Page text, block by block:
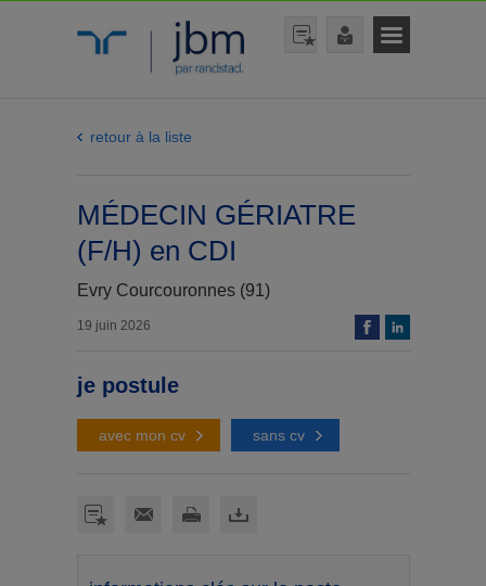
retour à la liste
MÉDECIN GÉRIATRE
(F/H) en CDI
Evry Courcouronnes (91)
19 juin 2026
je postule
avec mon cv sans cv